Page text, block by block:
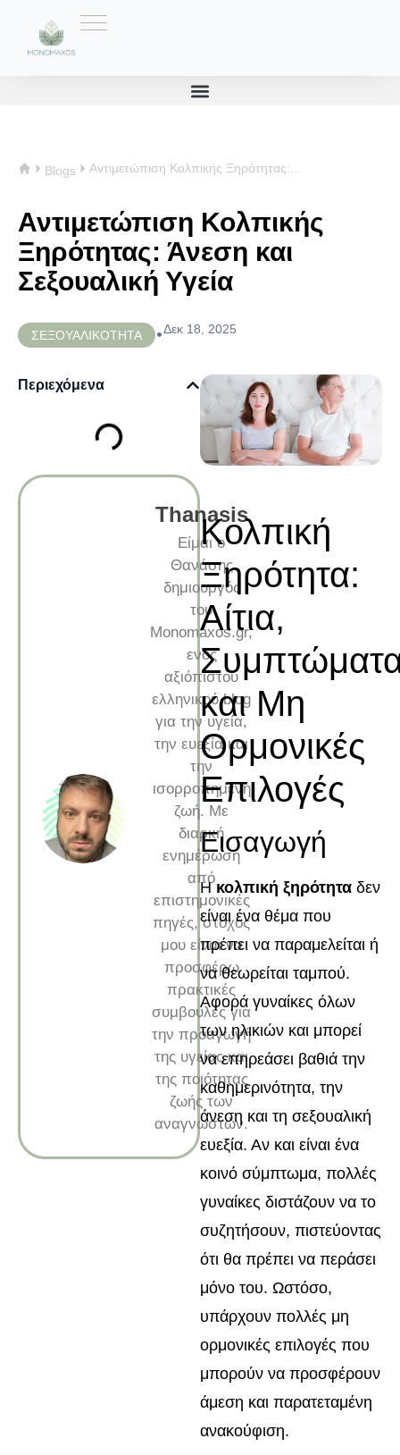
Blogs Αντιμετώπιση Κολπικής Ξηρότητας:...
Αντιμετώπιση Κολπικής
Ξηρότητας: Άνεση και
Σεξουαλική Υγεία
ΣΕΞΟΥΑΛΙΚΟΤΗΤΑ •Δεκ 18, 2025
Περιεχόμενα
Thanasis
Είμαι ο
Θανάσης
δημιουργός
του
Monomaxos.gr,
ενός
αξιόπιστου
ελληνικού blog
για την υγεία,
την ευεξία και
την
ισορροπημένη
ζωή. Με
διαρκή
ενημέρωση
από
επιστημονικές
πηγές, στόχος
μου είναι να
προσφέρω
πρακτικές
συμβουλές για
την προαγωγή
της υγείας και
της ποιότητας
ζωής των
αναγνωστών.
Κολπική
Ξηρότητα:
Αίτια,
και Μη
Ορμονικές
Επιλογές
Εισαγωγή
Ηκολπική ξηρότητα δεν
είναι ένα θέμα που
πρέπει να παραμελείται ή
να θεωρείται ταμπού.
Αφορά γυναίκες όλων
των ηλικιών και μπορεί
να επηρεάσει βαθιά την
καθημερινότητα, την
άνεση και τη σεξουαλική
ευεξία. Αν και είναι ένα
κοινό σύμπτωμα, πολλές
γυναίκες διστάζουν να το
συζητήσουν, πιστεύοντας
ότι θα πρέπει να περάσει
μόνο του. Ωστόσο,
υπάρχουν πολλές μη
ορμονικές επιλογές που
μπορούν να προσφέρουν
άμεση και παρατεταμένη
ανακούφιση.